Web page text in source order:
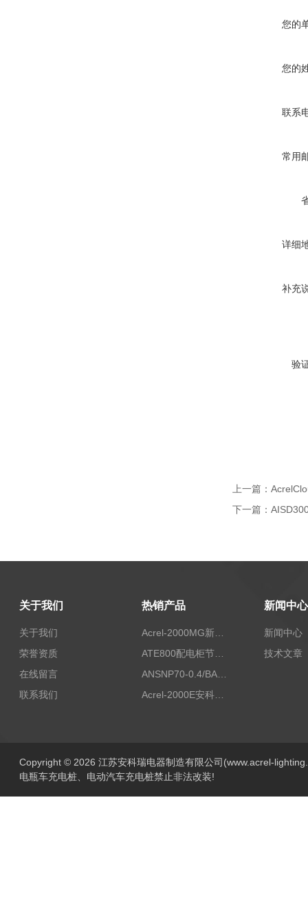
您的
您的
联系
常用
详细
补充
验
上一篇：
下一篇：
关于我们
关于我们
荣誉资质
在线留言
联系我们
热销产品
Acrel-2000MG新能源消纳安科瑞微电网能量管理系统
ATE800配电柜节点无线测温/表带捆绑/无源感应取电
ANSNP70-0.4/BANSNP中线安防保护器 治理三相不平衡
Acrel-2000E安科瑞Acrel配电室综合监控系统
新闻中心
新闻中心
技术文章
Copyright © 2026 江苏安科瑞电器制造有限公司(www.acrel-
电瓶车充电桩、电动汽车充电桩禁止非法改装!